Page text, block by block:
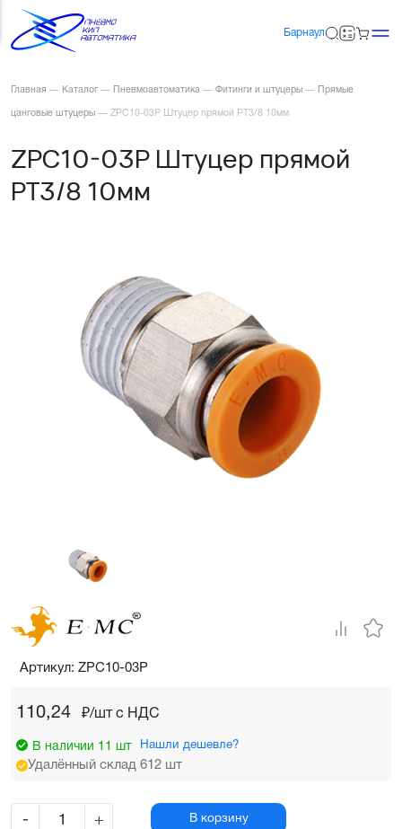
Барнаул
Главная — Каталог — Пневмоавтоматика — Фитинги и штуцеры — Прямые
цанговые штуцеры — ZPC10-03P Штуцер прямой PT3/8 10мм
ZPC10-03P Штуцер прямой
PT3/8 10мм
110,24 ₽/шт c НДС
В наличии 11 шт Нашли дешевле?
Удалённый склад 612 шт
- + В корзину
Артикул: ZPC10-03P